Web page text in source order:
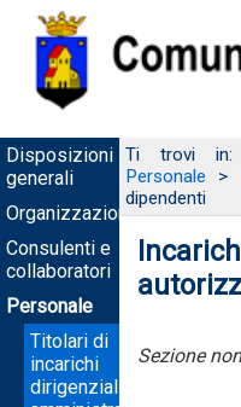
Disposizioni
generali
Organizzazione
Consulenti e
collaboratori
Personale
Titolari di
incarichi
dirigenziali
Ti trovi in:
Personale >
dipendenti
Sezione